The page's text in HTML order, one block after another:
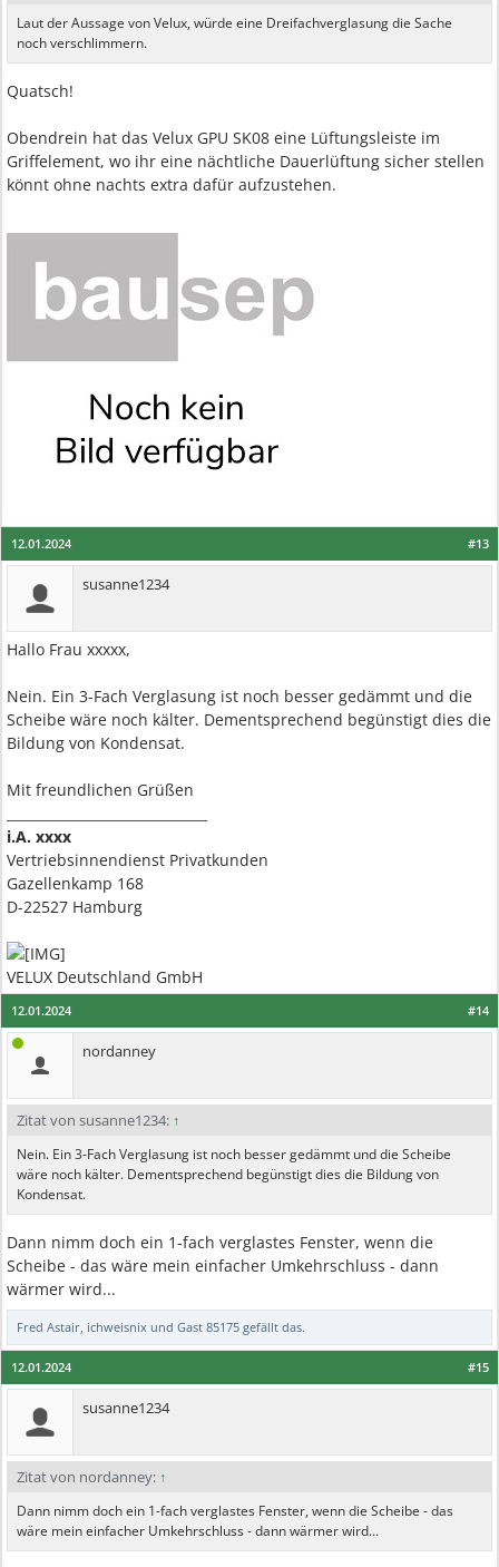
Laut der Aussage von Velux, würde eine Dreifachverglasung die Sache
noch verschlimmern.
Quatsch!
Obendrein hat das Velux GPU SK08 eine Lüftungsleiste im
Griffelement, wo ihr eine nächtliche Dauerlüftung sicher stellen
könnt ohne nachts extra dafür aufzustehen.
#13
12.01.2024
susanne1234
Hallo Frau xxxxx,
Nein. Ein 3-Fach Verglasung ist noch besser gedämmt und die
Scheibe wäre noch kälter. Dementsprechend begünstigt dies die
Bildung von Kondensat.
Mit freundlichen Grüßen
i.A. xxxx
Vertriebsinnendienst Privatkunden
Gazellenkamp 168
D-22527 Hamburg
VELUX Deutschland GmbH
#14
12.01.2024
nordanney
Zitat von susanne1234: ↑
Nein. Ein 3-Fach Verglasung ist noch besser gedämmt und die Scheibe
wäre noch kälter. Dementsprechend begünstigt dies die Bildung von
Kondensat.
Dann nimm doch ein 1-fach verglastes Fenster, wenn die
Scheibe - das wäre mein einfacher Umkehrschluss - dann
wärmer wird...
Fred Astair, ichweisnix und Gast 85175 gefällt das.
#15
12.01.2024
susanne1234
Zitat von nordanney: ↑
Dann nimm doch ein 1-fach verglastes Fenster, wenn die Scheibe - das
wäre mein einfacher Umkehrschluss - dann wärmer wird...